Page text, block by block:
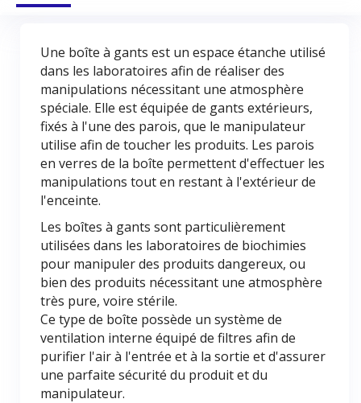
Une boîte à gants est un espace étanche utilisé
dans les laboratoires afin de réaliser des
manipulations nécessitant une atmosphère
spéciale. Elle est équipée de gants extérieurs,
fixés à l'une des parois, que le manipulateur
utilise afin de toucher les produits. Les parois
en verres de la boîte permettent d'effectuer les
manipulations tout en restant à l'extérieur de
l'enceinte.
Les boîtes à gants sont particulièrement
utilisées dans les laboratoires de biochimies
pour manipuler des produits dangereux, ou
bien des produits nécessitant une atmosphère
très pure, voire stérile.
Ce type de boîte possède un système de
ventilation interne équipé de filtres afin de
purifier l'air à l'entrée et à la sortie et d'assurer
une parfaite sécurité du produit et du
manipulateur.